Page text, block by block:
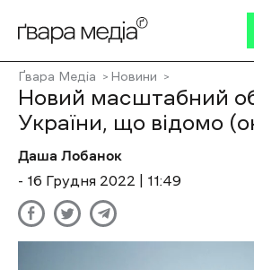
Ґвара Медіа Новини
Новий масштабний
України, що відомо
Даша Лобанок
- 16 Грудня 2022 | 11:49